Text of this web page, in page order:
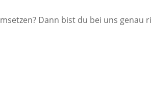
Dann bist du bei uns genau